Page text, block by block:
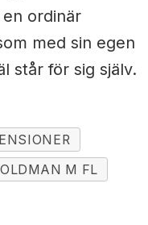
ordinär
med sin egen
står för sig själv.
M FL